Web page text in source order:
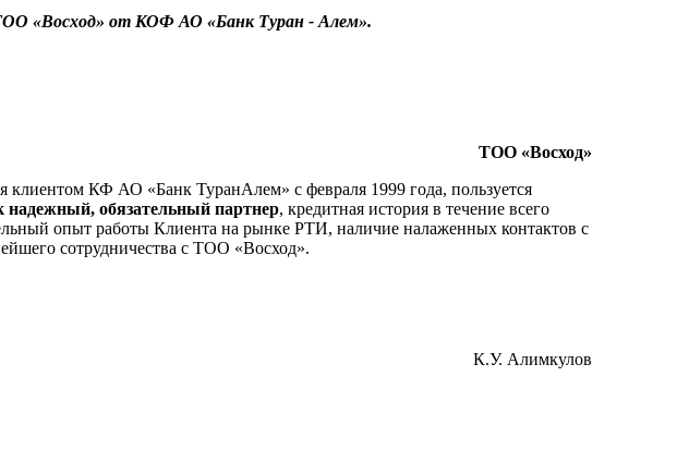
«Восход» от КОФ АО «Банк Туран - Алем».
ТОО «Восход»
клиентом КФ АО «Банк ТуранАлем» с февраля 1999 года, пользуется
надежный, обязательный партнер, кредитная история в течение всего
опыт работы Клиента на рынке РТИ, наличие налаженных контактов с
сотрудничества с ТОО «Восход».
К.У. Алимкулов